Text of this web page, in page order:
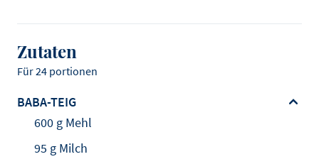
Zutaten
Für 24 portionen
BABA-TEIG
600 g Mehl
95 g Milch